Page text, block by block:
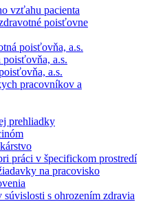
vzťahu pacienta
poisťovne
poisťovňa, a.s.
poisťovňa, a.s.
a.s.
pracovníkov a
prehliadky
práci v špecifickom prostredí
na pracovisko
súvislosti s ohrozením zdravia